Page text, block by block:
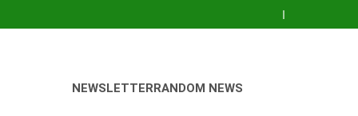
NEWSLETTERRANDOM NEWS